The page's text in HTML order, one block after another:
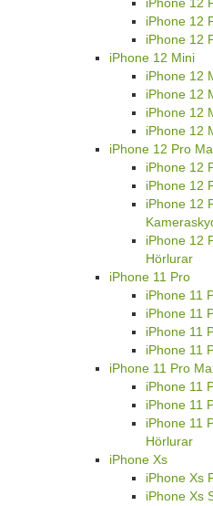
iPhone 12
iPhone 12
iPhone 12
iPhone 12 Mini
iPhone 12
iPhone 12
iPhone 12
iPhone 12
iPhone 12 Pro
iPhone 12
iPhone 12
iPhone 12
iPhone 12
Hörlurar
iPhone 11 Pro
iPhone 11
iPhone 11
iPhone 11
iPhone 11
iPhone 11 Pro
iPhone 11
iPhone 11
iPhone 11
Hörlurar
iPhone Xs
iPhone Xs
iPhone Xs